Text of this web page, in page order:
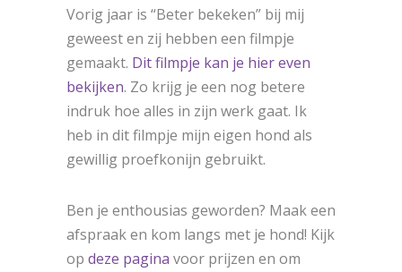
Vorig jaar is “Beter bekeken” bij mij
geweest en zij hebben een filmpje
gemaakt. Dit filmpje kan je hier even
bekijken. Zo krijg je een nog betere
indruk hoe alles in zijn werk gaat. Ik
heb in dit filmpje mijn eigen hond als
gewillig proefkonijn gebruikt.
Ben je enthousias geworden? Maak een
afspraak en kom langs met je hond! Kijk
op deze pagina voor prijzen en om